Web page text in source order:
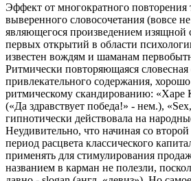
Эффект от многократного повторения
выверенного словосочетания (вовсе
являющегося произведением изящной
первых открытий в области
известен вождям и шаманам
Ритмически повторяющаяся
привлекательного содержания,
ритмическому скандированию: «Харе
(«Да здравствует победа!» - нем.),
гипнотически действовала на
Неудивительно, что начиная со
период расцвета классического
применять для стимулирования
названием в карман не полезли,